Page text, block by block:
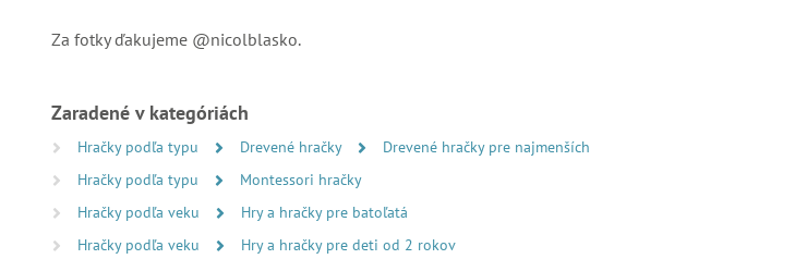
Za fotky ďakujeme @nicolblasko.
Zaradené v kategóriách
Hračky podľa typu Drevené hračky
Drevené hračky pre najmenších
Hračky podľa typu
Montessori hračky
Hračky podľa veku
Hry a hračky pre batoľatá
Hračky podľa veku
Hry a hračky pre deti od 2 rokov